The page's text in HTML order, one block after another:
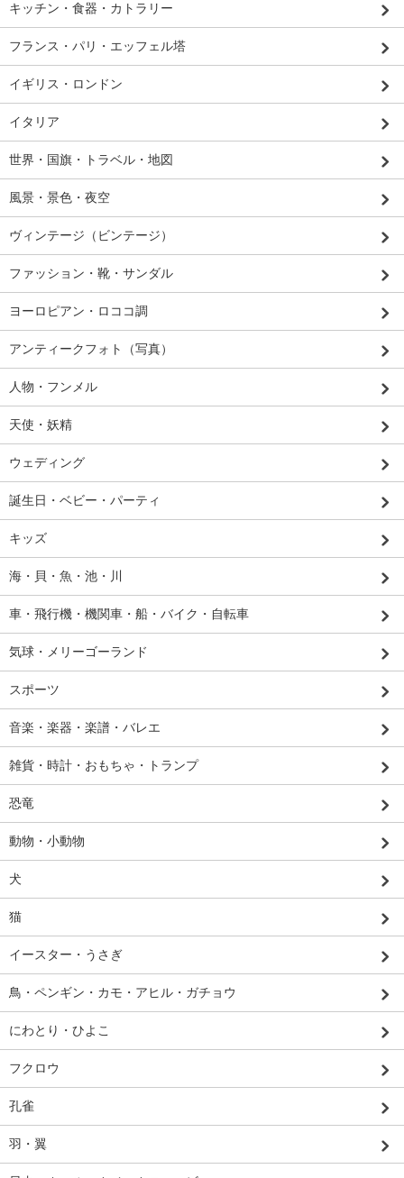
キッチン・食器・カトラリー
フランス・パリ・エッフェル塔
イギリス・ロンドン
イタリア
世界・国旗・トラベル・地図
風景・景色・夜空
ヴィンテージ（ビンテージ）
ファッション・靴・サンダル
ヨーロピアン・ロココ調
アンティークフォト（写真）
人物・フンメル
天使・妖精
ウェディング
誕生日・ベビー・パーティ
キッズ
海・貝・魚・池・川
車・飛行機・機関車・船・バイク・自転車
気球・メリーゴーランド
スポーツ
音楽・楽器・楽譜・バレエ
雑貨・時計・おもちゃ・トランプ
恐竜
動物・小動物
犬
猫
イースター・うさぎ
鳥・ペンギン・カモ・アヒル・ガチョウ
にわとり・ひよこ
フクロウ
孔雀
羽・翼